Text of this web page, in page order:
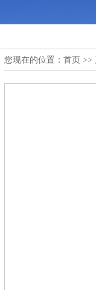
您现在的位置： 首页 >>